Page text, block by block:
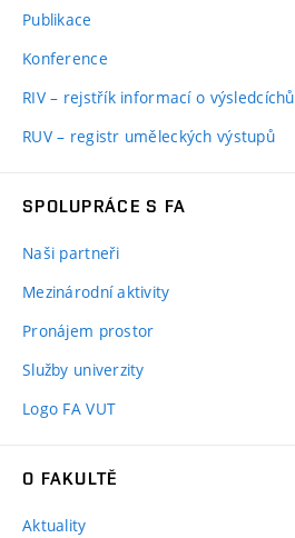
Publikace
Konference
RIV – rejstřík informací o výsledcíchů
RUV – registr uměleckých výstupů
SPOLUPRÁCE S FA
Naši partneři
Mezinárodní aktivity
Pronájem prostor
Služby univerzity
Logo FA VUT
O FAKULTĚ
Aktuality